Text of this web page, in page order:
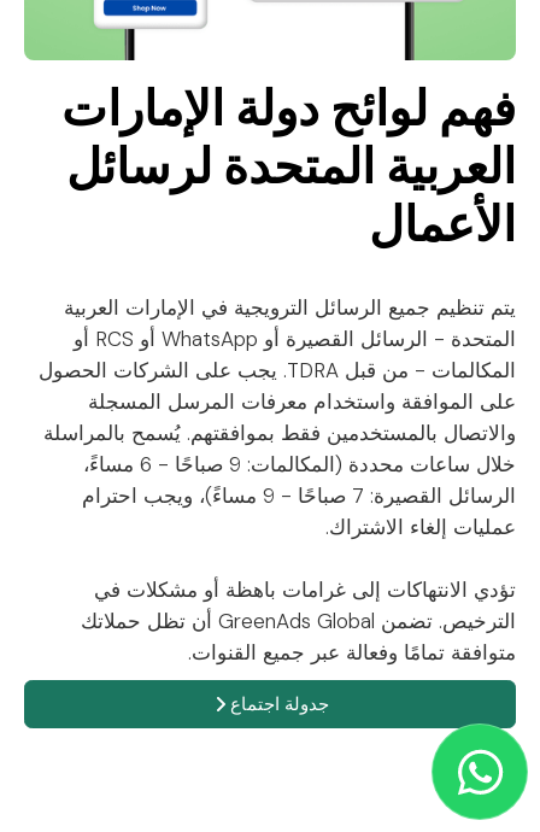
فهم لوائح دولة الإمارات
العربية المتحدة لرسائل
الأعمال
يتم تنظيم جميع الرسائل الترويجية في الإمارات العربية
المتحدة - الرسائل القصيرة أو WhatsApp أو RCS أو
المكالمات - من قبل TDRA. يجب على الشركات الحصول
على الموافقة واستخدام معرفات المرسل المسجلة
والاتصال بالمستخدمين فقط بموافقتهم. يُسمح بالمراسلة
خلال ساعات محددة (المكالمات: 9 صباحًا - 6 مساءً،
الرسائل القصيرة: 7 صباحًا - 9 مساءً)، ويجب احترام
عمليات إلغاء الاشتراك.
تؤدي الانتهاكات إلى غرامات باهظة أو مشكلات في
الترخيص. تضمن GreenAds Global أن تظل حملاتك
متوافقة تمامًا وفعالة عبر جميع القنوات.
جدولة اجتماع